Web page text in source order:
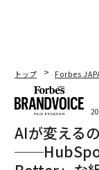
トップ Forbes
AIが変える